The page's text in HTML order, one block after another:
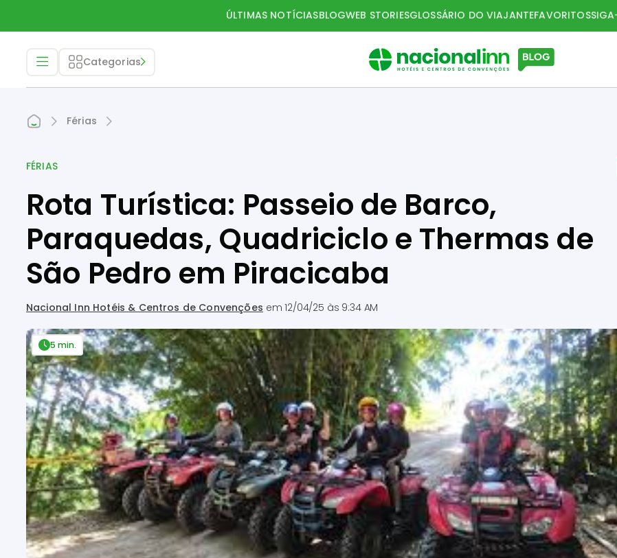
ÚLTIMAS NOTÍCIASBLOGWEB STORIESGLOSSÁRIO DO VIAJANTEFAVORITOS
Categorias
Férias
FÉRIAS
Rota Turística: Passeio de Barco,
Paraquedas, Quadriciclo e Thermas de
São Pedro em Piracicaba
Nacional Inn Hotéis & Centros de Convenções em12/04/25 às 9:34 AM
5 min.